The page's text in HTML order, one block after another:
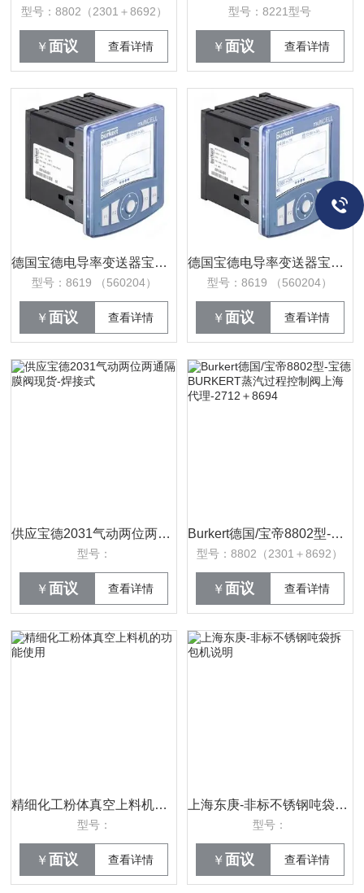
型号：8802（2301＋8692）
￥ 面议 查看详情
型号：8221型号
￥ 面议 查看详情
德国宝德电导率变送器宝帝burkert8619仪表调试售后-560214
型号：8619 （560204）
￥ 面议 查看详情
德国宝德电导率变送器宝帝burkert8619仪表使用调试手册-560214
型号：8619 （560204）
￥ 面议 查看详情
供应宝德2031气动两位两通隔膜阀现货-焊接式
型号：
￥ 面议 查看详情
Burkert德国/宝帝8802型-宝德BURKERT蒸汽过程控制阀上海代理-2712＋8694
型号：8802（2301＋8692）
￥ 面议 查看详情
精细化工粉体真空上料机的功能使用
型号：
￥ 面议 查看详情
上海东庚-非标不锈钢吨袋拆包机说明
型号：
￥ 面议 查看详情